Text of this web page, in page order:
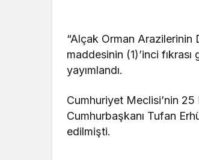
“Alçak Orman Arazilerinin
maddesinin (1)’inci
yayımlandı.
Cumhuriyet Meclisi’nin
Cumhurbaşkanı Tufan
edilmişti.